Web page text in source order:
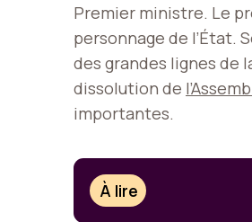
Premier ministre. Le
personnage de l’État.
des grandes lignes de
dissolution de
importantes.
À lire